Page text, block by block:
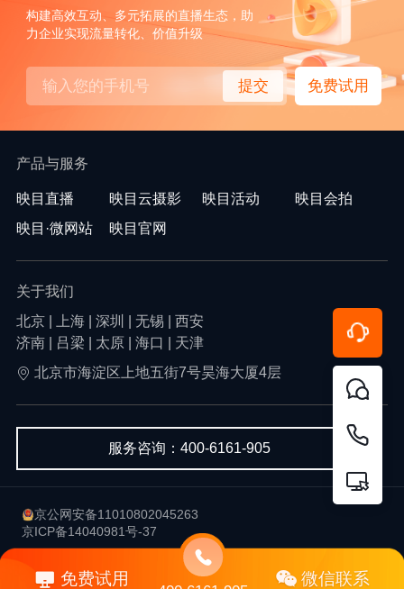
构建高效互动、多元拓展的直播生态，助
力企业实现流量转化、价值升级
提交 免费试用
产品与服务
映目直播 映目云摄影 映目活动
映目会拍
映目·微网站
映目官网
关于我们
北京 | 上海 | 深圳 | 无锡 | 西安
济南 | 吕梁 | 太原 | 海口 | 天津
北京市海淀区上地五街7号昊海大厦4层
服务咨询：400-6161-905
京公网安备11010802045263
京ICP备14040981号-37
Copyright © 2013-2026 北京韦尔科技有限公司-映目 版权所有
免费试用 微信联系